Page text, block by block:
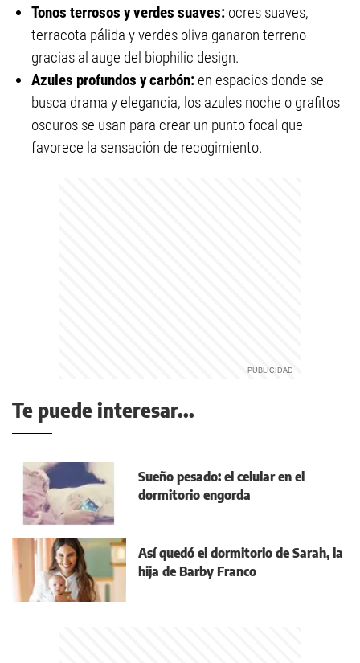
Tonos terrosos y verdes suaves: ocres suaves,
terracota pálida y verdes oliva ganaron terreno
gracias al auge del biophilic design.
Azules profundos y carbón:en espacios donde se
busca drama y elegancia, los azules noche o grafitos
oscuros se usan para crear un punto focal que
favorece la sensación de recogimiento.
Te puede interesar...
Sueño pesado: el celular en el
dormitorio engorda
Así quedó el dormitorio de Sarah, la
hija de Barby Franco